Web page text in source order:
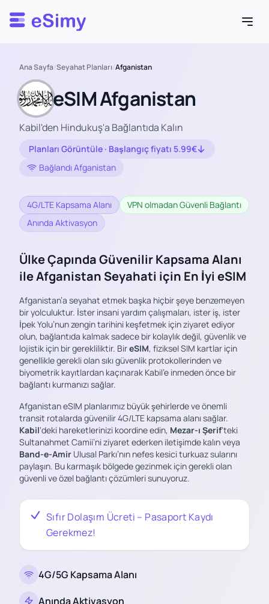
Esimy
Ana Sayfa/Seyahat Planları/Afganistan
eSIM Afganistan
Kabil'den Hindukuş'a Bağlantıda Kalın
Planları Görüntüle · Başlangıç fiyatı 5.99€
Bağlandı Afganistan
4G/LTE Kapsama Alanı
VPN olmadan Güvenli Bağlantı
Anında Aktivasyon
Ülke Çapında Güvenilir Kapsama Alanı
ile Afganistan Seyahati için En İyi eSIM
Afganistan’a seyahat etmek başka hiçbir şeye benzemeyen
bir yolculuktur. İster insani yardım çalışmaları, ister iş, ister
İpek Yolu’nun zengin tarihini keşfetmek için ziyaret ediyor
olun, bağlantıda kalmak sadece bir kolaylık değil, güvenlik ve
lojistik için bir gerekliliktir. BireSIM, fiziksel SIM kartlar için
genellikle gerekli olan sıkı güvenlik protokollerinden ve
biyometrik kayıtlardan kaçınarak Kabil’e inmeden önce bir
bağlantı kurmanızı sağlar.
Afganistan eSIM planlarımız büyük şehirlerde ve önemli
transit rotalarda güvenilir 4G/LTE kapsama alanı sağlar.
Kabil‘deki hareketlerinizi koordine edin, Mezar-ı Şerif‘teki
Sultanahmet Camii’ni ziyaret ederken iletişimde kalın veya
Band-e-Amir Ulusal Parkı’nın nefes kesici turkuaz sularını
paylaşın. Bu karmaşık bölgede gezinmek için gerekli olan
güvenli ve özel bağlantı çözümleri sunuyoruz.
Sıfır Dolaşım Ücreti – Pasaport Kaydı
Gerekmez!
4G/5G Kapsama Alanı
Anında Aktivasyon